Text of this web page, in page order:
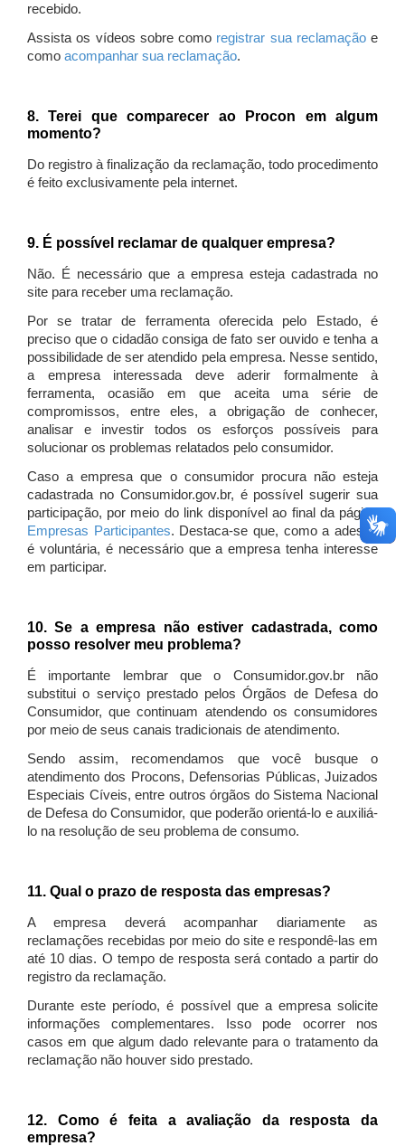
recebido.
Assista os vídeos sobre como registrar sua reclamaçãoe
como acompanhar sua reclamação.
8. Terei que comparecer ao Procon em algum
momento?
Do registro à finalização da reclamação, todo procedimento
é feito exclusivamente pela internet.
9. É possível reclamar de qualquer empresa?
Não. É necessário que a empresa esteja cadastrada no
site para receber uma reclamação.
Por se tratar de ferramenta oferecida pelo Estado, é
preciso que o cidadão consiga de fato ser ouvido e tenha a
possibilidade de ser atendido pela empresa. Nesse sentido,
a empresa interessada deve aderir formalmente à
ferramenta, ocasião em que aceita uma série de
compromissos, entre eles, a obrigação de conhecer,
analisar e investir todos os esforços possíveis para
solucionar os problemas relatados pelo consumidor.
Caso a empresa que o consumidor procura não esteja
cadastrada no Consumidor.gov.br, é possível sugerir sua
participação, por meio do link disponível ao final da página
Empresas Participantes. Destaca-se que, como a adesão
é voluntária, é necessário que a empresa tenha interesse
em participar.
10. Se a empresa não estiver cadastrada, como
posso resolver meu problema?
É importante lembrar que o Consumidor.gov.br não
substitui o serviço prestado pelos Órgãos de Defesa do
Consumidor, que continuam atendendo os consumidores
por meio de seus canais tradicionais de atendimento.
Sendo assim, recomendamos que você busque o
atendimento dos Procons, Defensorias Públicas, Juizados
Especiais Cíveis, entre outros órgãos do Sistema Nacional
de Defesa do Consumidor, que poderão orientá-lo e auxiliá-
lo na resolução de seu problema de consumo.
11. Qual o prazo de resposta das empresas?
A empresa deverá acompanhar diariamente as
reclamações recebidas por meio do site e respondê-las em
até 10 dias. O tempo de resposta será contado a partir do
registro da reclamação.
Durante este período, é possível que a empresa solicite
informações complementares. Isso pode ocorrer nos
casos em que algum dado relevante para o tratamento da
reclamação não houver sido prestado.
12. Como é feita a avaliação da resposta da
empresa?